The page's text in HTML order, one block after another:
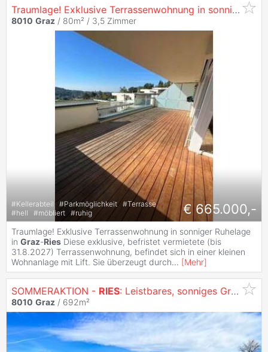
Traumlage! Exklusive Terrassenwohnung in sonniger Ruhelage in
8010 Graz / 80m² / 3,5 Zimmer
#Kellerabteil #Parkmöglichkeit #Terrasse
#hell #möbliert #ruhig € 665.000,-
Traumlage! Exklusive Terrassenwohnung in sonniger Ruhelage
in Graz-Ries Diese exklusive, befristet vermietete (bis
31.8.2027) Terrassenwohnung, befindet sich in einer kleinen
Wohnanlage mit Lift. Sie überzeugt durch... [Mehr]
SOMMERAKTION - RIES: Leistbares, sonniges Grundstück am Rande von
8010 Graz / 692m²